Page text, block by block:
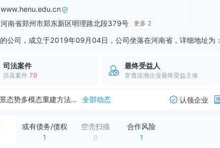
www.henu.edu.cn
河南省郑州市郑东新区明理路北段379号 更多 2
司法案件
涉及案件 70
最终受益人
穿透追溯企业最终受益主体
全部动态
公开发明专利，申请号：CN202610634235.9 专利名称：一种含有双穿透肽修饰的外泌体及其制备方法和应用 申请日期：2026-05-09 公开日期...
全部动态
全部动态
全部动态
认领企业
或有债务/债权
1
空壳扫描
0
合作风险
1